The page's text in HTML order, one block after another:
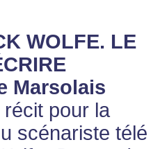
WOLFE. LE
Marsolais
pour la
scénariste télé